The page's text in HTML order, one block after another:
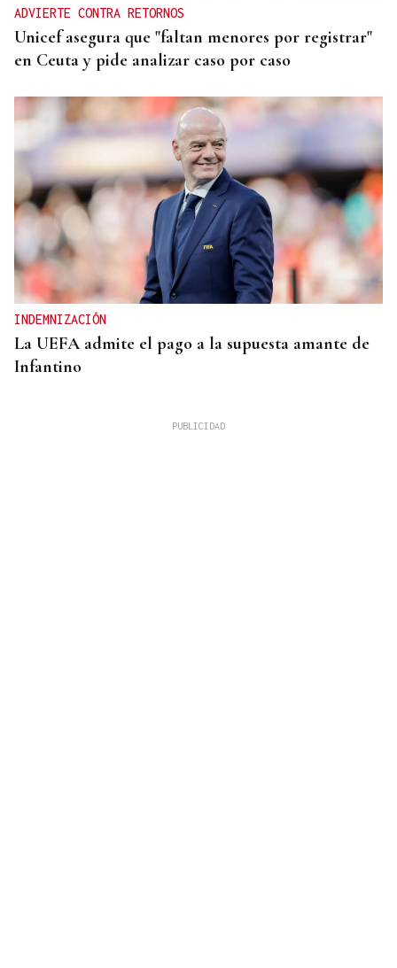
ADVIERTE CONTRA RETORNOS
Unicef asegura que "faltan menores por registrar"
en Ceuta y pide analizar caso por caso
INDEMNIZACIÓN
La UEFA admite el pago a la supuesta amante de
Infantino